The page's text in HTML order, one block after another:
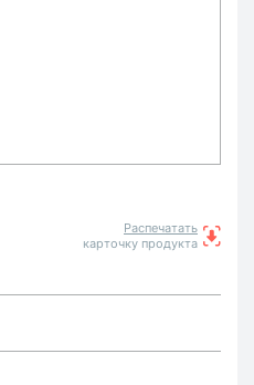
Распечатать
карточку продукта